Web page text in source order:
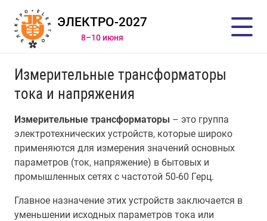
ЭЛЕКТРО-2027
8–10 июня
Измерительные трансформаторы
тока и напряжения
Измерительные трансформаторы – это группа
электротехнических устройств, которые широко
применяются для измерения значений основных
параметров (ток, напряжение) в бытовых и
промышленных сетях с частотой 50-60 Герц.
Главное назначение этих устройств заключается в
уменьшении исходных параметров тока или